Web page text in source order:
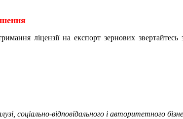
ліцензії на експорт зернових
соціально-відповідального і авторитетного